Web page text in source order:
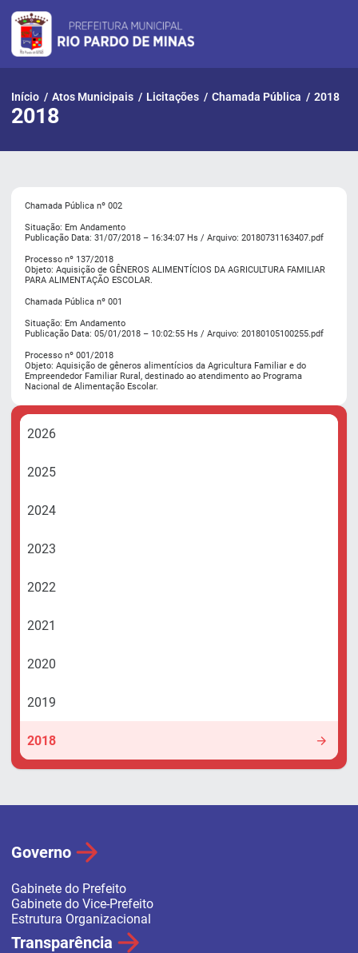
para
conteúdo
Início / Atos Municipais / Licitações / Chamada Pública / 2018
2018
2026
2025
2024
2023
2022
2021
2020
2019
2018
Chamada Pública nº 002
Situação: Em Andamento
Publicação Data: 31/07/2018 – 16:34:07 Hs / Arquivo: 20180731163407.pdf
Processo nº 137/2018
Objeto: Aquisição de GÊNEROS ALIMENTÍCIOS DA AGRICULTURA FAMILIAR
PARA ALIMENTAÇÃO ESCOLAR.
Chamada Pública nº 001
Situação: Em Andamento
Publicação Data: 05/01/2018 – 10:02:55 Hs / Arquivo: 20180105100255.pdf
Processo nº 001/2018
Objeto: Aquisição de gêneros alimentícios da Agricultura Familiar e do
Empreendedor Familiar Rural, destinado ao atendimento ao Programa
Nacional de Alimentação Escolar.
Governo
Gabinete do Prefeito
Gabinete do Vice-Prefeito
Estrutura Organizacional
Transparência